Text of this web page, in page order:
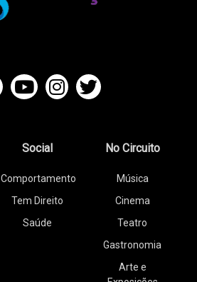
Social
Comportamento
Tem Direito
Saúde
No Circuito
Música
Cinema
Teatro
Gastronomia
Arte e